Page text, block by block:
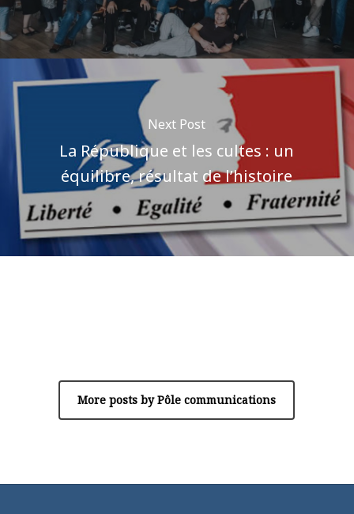
Next Post
La République et les cultes : un
équilibre, résultat de l’histoire
More posts by Pôle communications